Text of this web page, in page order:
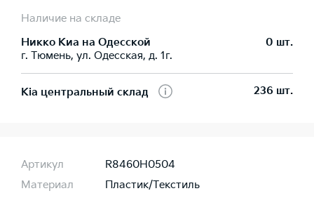
Наличие на складе
Никко Kиа на Одесской
г. Тюмень, ул. Одесская, д. 1г.
0 шт.
Kia центральный склад 236 шт.
Артикул
R8460H0504
Материал
Пластик/Текстиль